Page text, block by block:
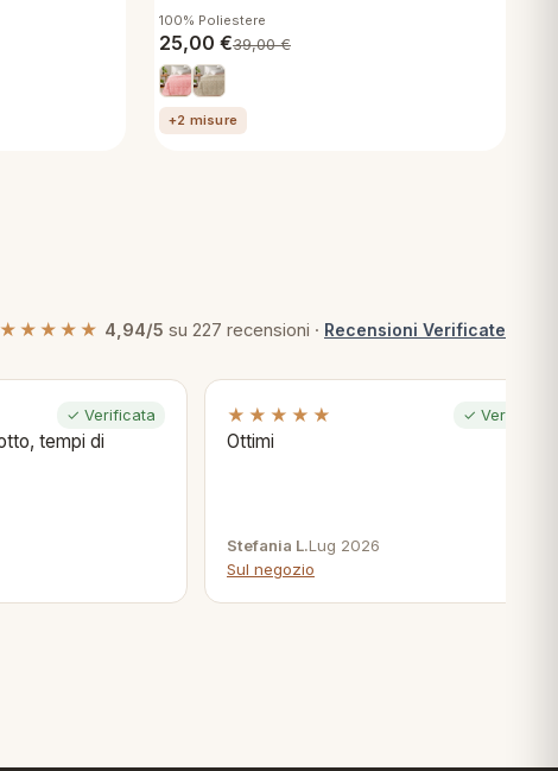
100% Poliestere
25,00 €39,00€
+2 misure
★★★★★ 4,94/5 su 227 recensioni · Recensioni Verificate
✓ Verificata
tempi di
★★★★★ ✓ Verificata
Ottimi
Stefania L.Lug 2026
Sul negozio